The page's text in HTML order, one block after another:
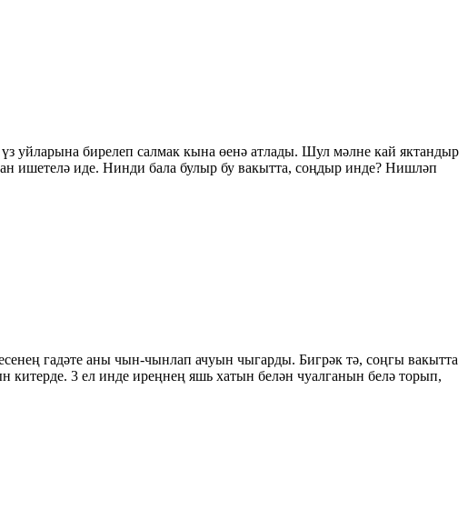
уйларына бирелеп салмак кына өенә атлады. Шул мәлне кай яктандыр
ишетелә иде. Нинди бала булыр бу вакытта, соңдыр инде? Нишләп
гадәте аны чын-чынлап ачуын чыгарды. Бигрәк тә, соңгы вакытта
китерде. 3 ел инде иреңнең яшь хатын белән чуалганын белә торып,